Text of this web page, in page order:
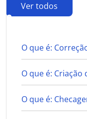
Ver todos
C
O que é:
O que é:
O que é: